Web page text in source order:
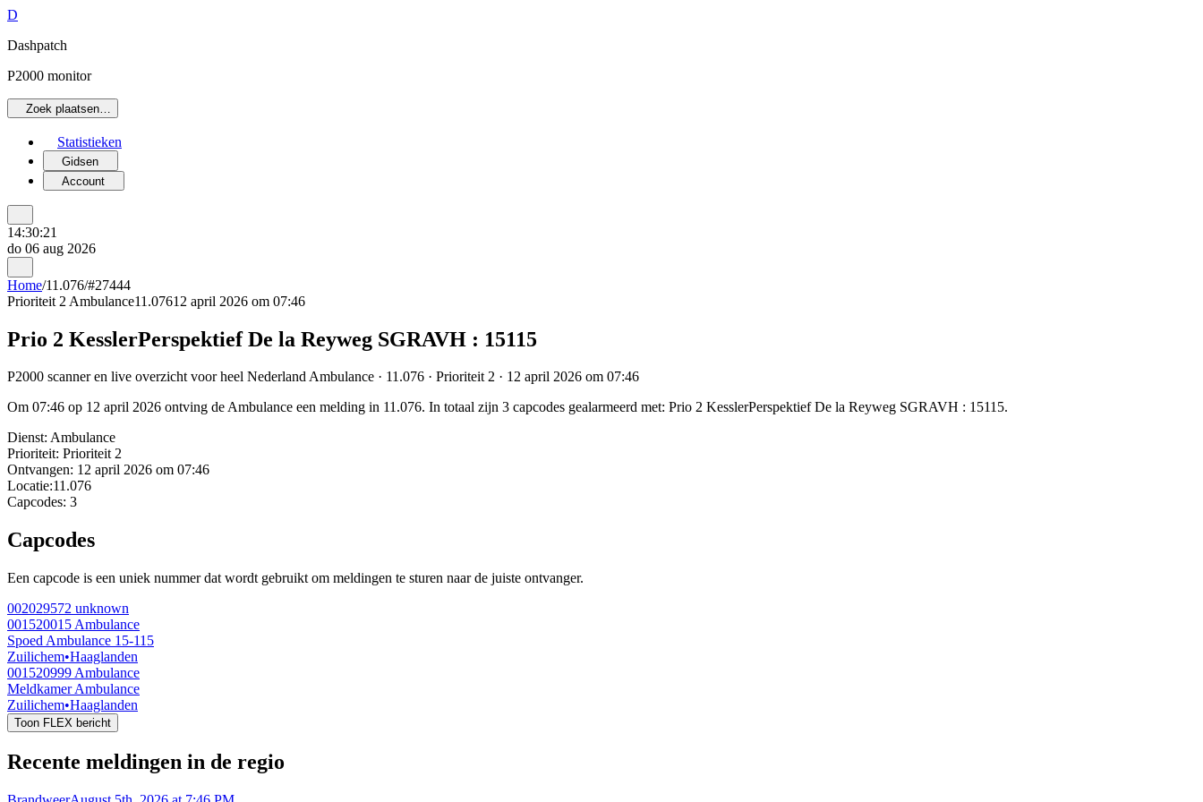
D
Dashpatch
P2000 monitor
Zoek plaatsen…
Statistieken
Gidsen
Account
14:30:21
do 06 aug 2026
Home/11.076/#27444
Prioriteit 2 Ambulance11.07612 april 2026 om 07:46
Prio 2 KesslerPerspektief De la Reyweg SGRAVH : 15115
P2000 scanner en live overzicht voor heel Nederland Ambulance · 11.076 · Prioriteit 2 · 12 april 2026 om 07:46
Om 07:46 op 12 april 2026 ontving de Ambulance een melding in 11.076. In totaal zijn 3 capcodes gealarmeerd met: Prio 2 KesslerPerspektief De la Reyweg SGRAVH : 15115.
Dienst: Ambulance
Prioriteit: Prioriteit 2
Ontvangen: 12 april 2026 om 07:46
Locatie:11.076
Capcodes: 3
Capcodes
Een capcode is een uniek nummer dat wordt gebruikt om meldingen te sturen naar de juiste ontvanger.
002029572 unknown
001520015 Ambulance
Spoed Ambulance 15-115
Zuilichem•Haaglanden
001520999 Ambulance
Meldkamer Ambulance
Zuilichem•Haaglanden
Toon FLEX bericht
Recente meldingen in de regio